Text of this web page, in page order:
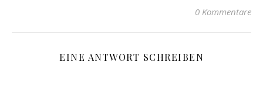
0 Kommentare
EINE ANTWORT SCHREIBEN